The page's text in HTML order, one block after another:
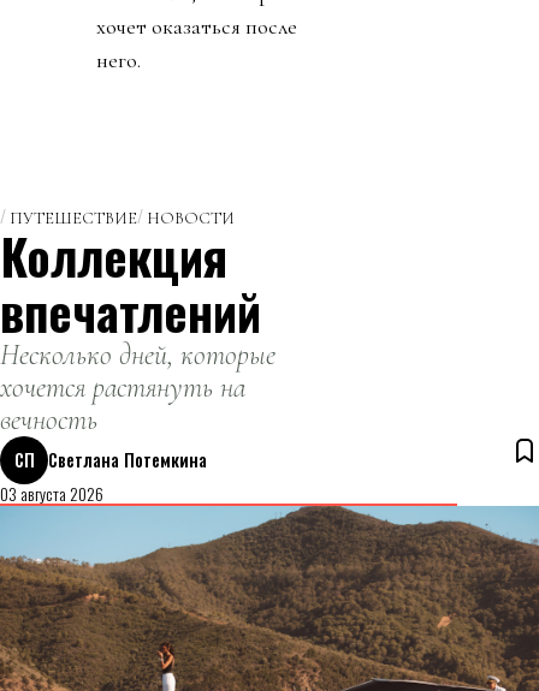
хочет оказаться после
него.
ПУТЕШЕСТВИЕ НОВОСТИ
Коллекция
впечатлений
Несколько дней, которые
хочется растянуть на
вечность
СП
Светлана Потемкина
03 августа 2026